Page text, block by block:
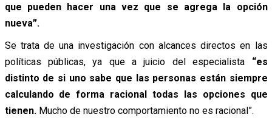
que pueden hacer una vez que se agrega la opción
nueva”.
Se trata de una investigación con alcances directos en las
políticas públicas, ya que a juicio del especialista “es
distinto de si uno sabe que las personas están siempre
calculando de forma racional todas las opciones que
tienen. Mucho de nuestro comportamiento no es racional”.